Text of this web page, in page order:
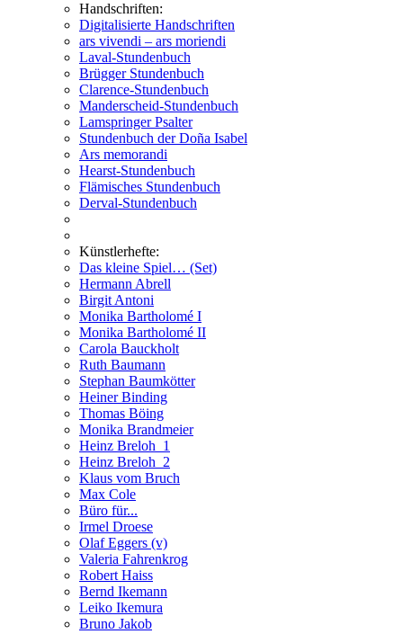
Handschriften:
Digitalisierte Handschriften
ars vivendi – ars moriendi
Laval-Stundenbuch
Brügger Stundenbuch
Clarence-Stundenbuch
Manderscheid-Stundenbuch
Lamspringer Psalter
Stundenbuch der Doña Isabel
Ars memorandi
Hearst-Stundenbuch
Flämisches Stundenbuch
Derval-Stundenbuch
Künstlerhefte:
Das kleine Spiel… (Set)
Hermann Abrell
Birgit Antoni
Monika Bartholomé I
Monika Bartholomé II
Carola Bauckholt
Ruth Baumann
Stephan Baumkötter
Heiner Binding
Thomas Böing
Monika Brandmeier
Heinz Breloh_1
Heinz Breloh_2
Klaus vom Bruch
Max Cole
Büro für...
Irmel Droese
Olaf Eggers (v)
Valeria Fahrenkrog
Robert Haiss
Bernd Ikemann
Leiko Ikemura
Bruno Jakob